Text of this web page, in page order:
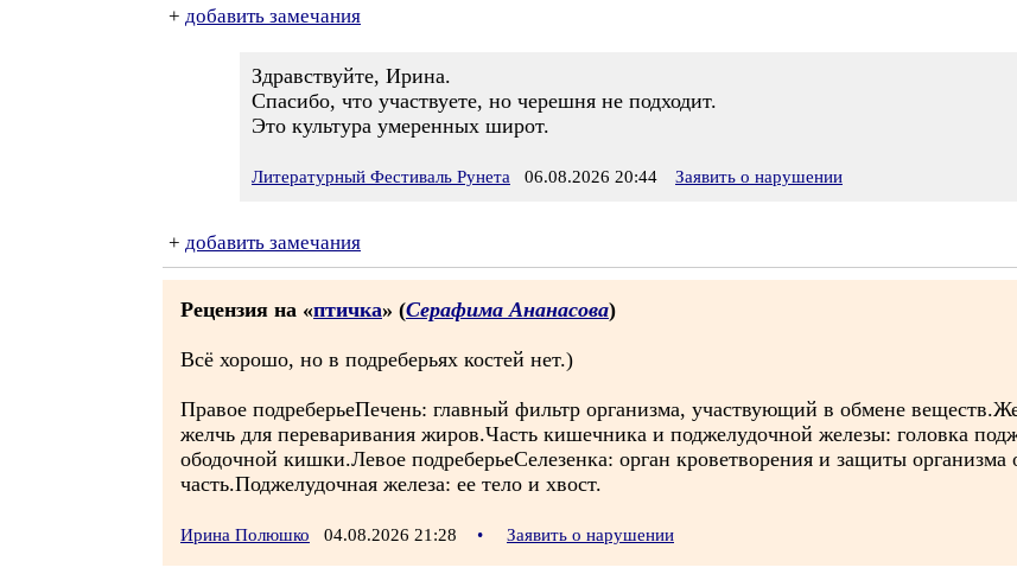
+ добавить замечания
Здравствуйте, Ирина.
Спасибо, что участвуете, но черешня не подходит.
Это культура умеренных широт.
Литературный Фестиваль Рунета 06.08.2026 20:44 Заявить о нарушении
+ добавить замечания
Рецензия на «птичка» (Серафима Ананасова)
Всё хорошо, но в подреберьях костей нет.)
Правое подреберьеПечень: главный фильтр организма, участвующий в обмене
желчь для переваривания жиров.Часть кишечника и поджелудочной железы: головка
ободочной кишки.Левое подреберьеСелезенка: орган кроветворения и защиты
часть.Поджелудочная железа: ее тело и хвост.
Ирина Полюшко 04.08.2026 21:28 • Заявить о нарушении